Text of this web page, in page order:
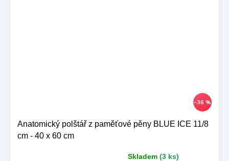
–36 %
Anatomický polštář z paměťové pěny BLUE ICE 11/8
cm - 40 x 60 cm
Skladem (3 ks)